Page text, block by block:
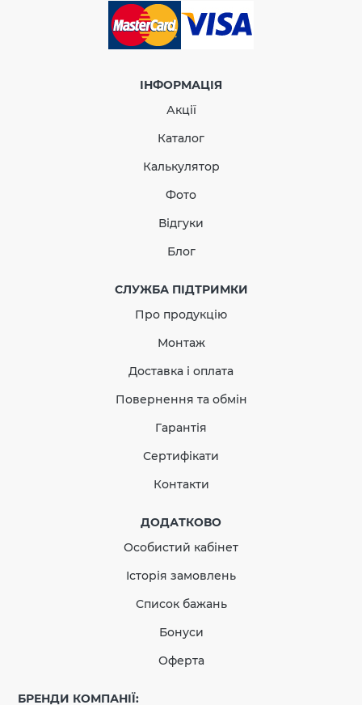
ПРОДОВЖИТИ ПОКУПКИ
ІНФОРМАЦІЯ
Акції
Каталог
Калькулятор
Фото
Відгуки
Блог
СЛУЖБА ПІДТРИМКИ
Про продукцію
Монтаж
Доставка і оплата
Повернення та обмін
Гарантія
Сертифікати
Контакти
ДОДАТКОВО
Особистий кабінет
Історія замовлень
Список бажань
Бонуси
Оферта
БРЕНДИ КОМПАНІЇ: